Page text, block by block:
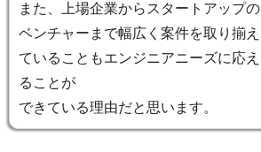
また、上場企業からスタートアップの
ベンチャーまで幅広く案件を取り揃え
ていることもエンジニアニーズに応え
ることが
できている理由だと思います。